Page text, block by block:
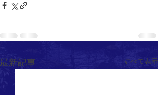
最新記事 すべて表示